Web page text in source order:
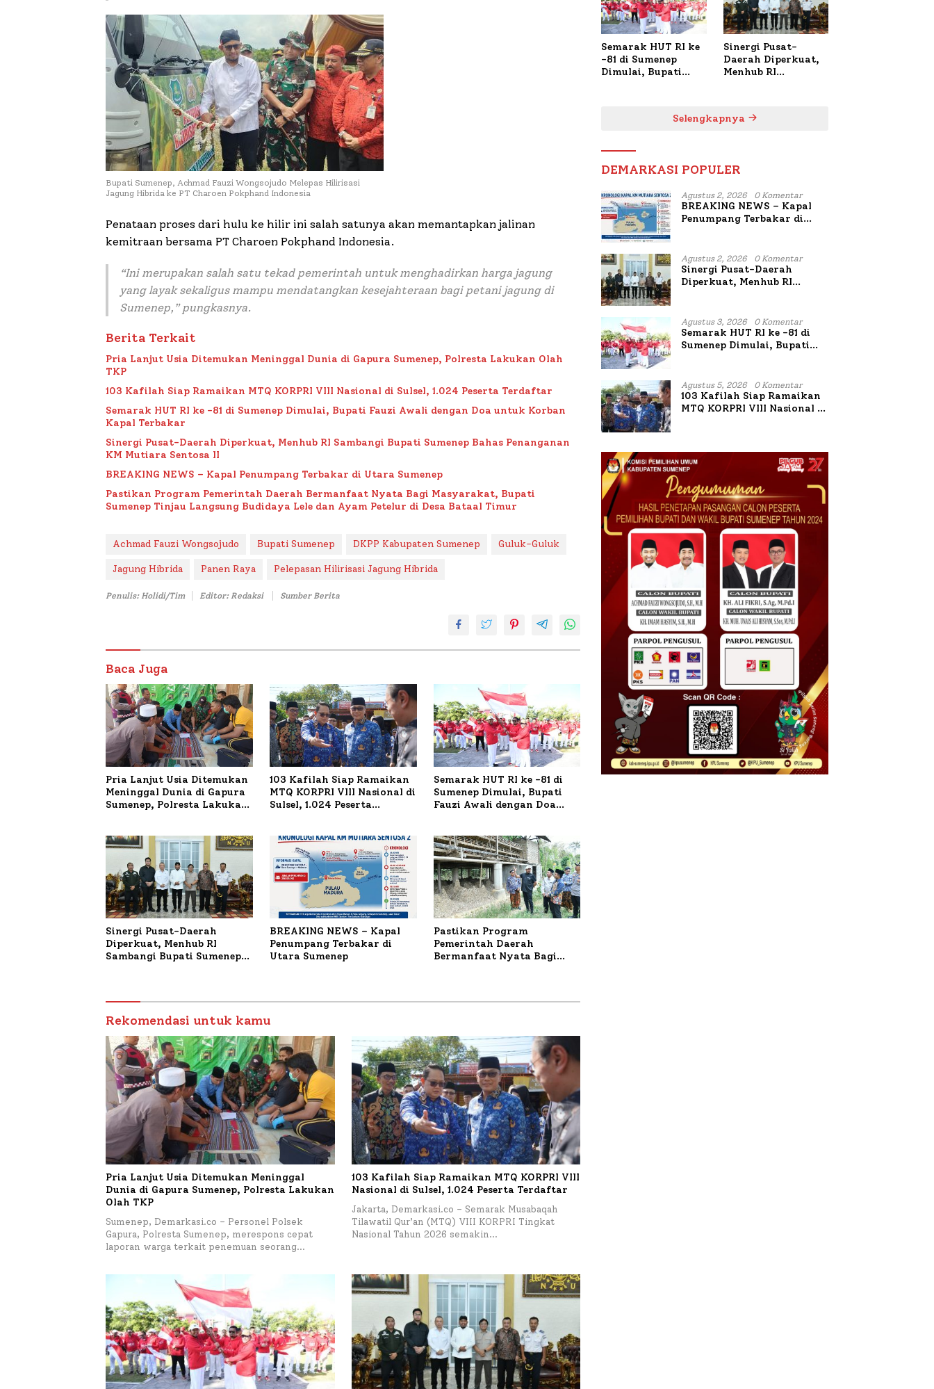
Bupati Sumenep, Achmad Fauzi Wongsojudo Melepas Hilirisasi
Jagung Hibrida ke PT Charoen Pokphand Indonesia
Penataan proses dari hulu ke hilir ini salah satunya akan memantapkan jalinan
kemitraan bersama PT Charoen Pokphand Indonesia.
“Ini merupakan salah satu tekad pemerintah untuk menghadirkan harga jagung
yang layak sekaligus mampu mendatangkan kesejahteraan bagi petani jagung di
Sumenep,” pungkasnya.
Berita Terkait
Pria Lanjut Usia Ditemukan Meninggal Dunia di Gapura Sumenep, Polresta Lakukan Olah
TKP
103 Kafilah Siap Ramaikan MTQ KORPRI VIII Nasional di Sulsel, 1.024 Peserta Terdaftar
Semarak HUT RI ke -81 di Sumenep Dimulai, Bupati Fauzi Awali dengan Doa untuk Korban
Kapal Terbakar
Sinergi Pusat-Daerah Diperkuat, Menhub RI Sambangi Bupati Sumenep Bahas Penanganan
KM Mutiara Sentosa II
BREAKING NEWS – Kapal Penumpang Terbakar di Utara Sumenep
Pastikan Program Pemerintah Daerah Bermanfaat Nyata Bagi Masyarakat, Bupati
Sumenep Tinjau Langsung Budidaya Lele dan Ayam Petelur di Desa Bataal Timur
Achmad Fauzi Wongsojudo Bupati Sumenep DKPP Kabupaten Sumenep Guluk-Guluk
Jagung Hibrida Panen Raya Pelepasan Hilirisasi Jagung Hibrida
Penulis: Holidi/Tim Editor: Redaksi Sumber Berita
Baca Juga
Pria Lanjut Usia Ditemukan
Meninggal Dunia di Gapura
Sumenep, Polresta Lakukan
103 Kafilah Siap Ramaikan
MTQ KORPRI VIII Nasional di
Sulsel, 1.024 Peserta
Semarak HUT RI ke -81 di
Sumenep Dimulai, Bupati
Fauzi Awali dengan Doa
Sinergi Pusat-Daerah
Diperkuat, Menhub RI
Sambangi Bupati Sumenep
BREAKING NEWS – Kapal
Penumpang Terbakar di
Utara Sumenep
Pastikan Program
Pemerintah Daerah
Bermanfaat Nyata Bagi
Petelur di Desa Bataal Timur
Rekomendasi untuk kamu
Pria Lanjut Usia Ditemukan Meninggal
Dunia di Gapura Sumenep, Polresta Lakukan
Olah TKP
Sumenep, Demarkasi.co – Personel Polsek
Gapura, Polresta Sumenep, merespons cepat
laporan warga terkait penemuan seorang…
103 Kafilah Siap Ramaikan MTQ KORPRI VIII
Nasional di Sulsel, 1.024 Peserta Terdaftar
Jakarta, Demarkasi.co – Semarak Musabaqah
Tilawatil Qur’an (MTQ) VIII KORPRI Tingkat
Nasional Tahun 2026 semakin…
Semarak HUT RI ke
-81 di Sumenep
Dimulai, Bupati
Sinergi Pusat-
Daerah Diperkuat,
Menhub RI
Mutiara Sentosa II
Selengkapnya
DEMARKASI POPULER
Agustus 2, 2026 0 Komentar
BREAKING NEWS – Kapal
Penumpang Terbakar di
Agustus 2, 2026 0 Komentar
Sinergi Pusat-Daerah
Diperkuat, Menhub RI
Mutiara Sentosa II
Agustus 3, 2026 0 Komentar
Semarak HUT RI ke -81 di
Sumenep Dimulai, Bupati
Terbakar
Agustus 5, 2026 0 Komentar
103 Kafilah Siap Ramaikan
MTQ KORPRI VIII Nasional di